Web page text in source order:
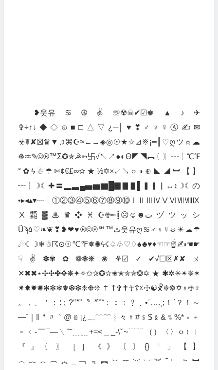
❥웃유♋☮✌☏☢☠✔☑♚▲♪✈
✞÷↑↓◆◇⊙■□△▽¿─│♥❣♂♀☿Ⓐ✍✉
☣☤✘☒♛▼♫⌘☪≈←→◈◎☉★☆⊿※¡━┃♡ღツ☼☁
❅♒✎©®™Σ✪✯☭➳卐√↖↗●◐Θ◤◥︻〖〗┄┆℃℉
°✿ϟ☃☂✄¢€£∞✫★½✡×↙↘○◑⊕◣◢︼【】
┅┇☽☾✚〓▂▃▄▅▆▇█▉▊▋▌▍▎▏↔↕☽☾の
•▸◂▴▾┈┊①②③④⑤⑥⑦⑧⑨⑩ⅠⅡⅢⅣⅤⅥⅦⅧⅨ
Ⅹ㍿▓♨♛❖♓☪✙┉┋☹☺☻تヅツッシ
Üϡﭢ™℠℗©®♥❤❥❣❦❧♡۵웃유ღ♋♂♀☿☼☀☁☂
☄☾☽❄☃☈⊙☉℃℉❅✺ϟ☇♤♧♡♢♠♣♥♦☜☞☝✍☚☛
☟✌✽✾✿❁❃❋❀⚘☑✓✔√☐☒✗✘ㄨ
✕✖✖⋆✢✣✤✥❋✦✧✩✰✪✫✬✭✮✯❂✡★✱✲✳✴✵✶
✷✸✹✺✻✼❄❅❆❇❈❉❊†☨✞✝☥☦☓☩☯☧☬☸✡♁✙♆
。，、＇：∶；?‘’“”〝〞ˆˇ﹕︰﹔﹖﹑•¨….¸;！´？！～
—ˉ｜‖＂〃｀@﹫¡¿﹏﹋﹌︴々﹟#﹩$﹠&﹪%*﹡﹢
﹦﹤‐￣¯―﹨ˆ˜﹍﹎+=<＿_-\ˇ~﹉﹊（）〈〉‹›﹛﹜
『』〖〗［］《》〔〕{}「」【】
︵︷︿︹︽_﹁﹃︻︶︸﹀︺︾ˉ﹂﹄︼